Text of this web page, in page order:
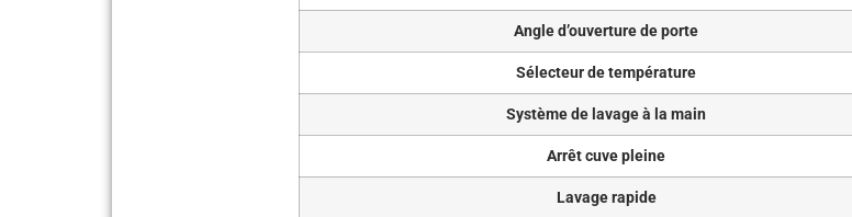
Angle d’ouverture de porte
Sélecteur de température
Système de lavage à la main
Arrêt cuve pleine
Lavage rapide